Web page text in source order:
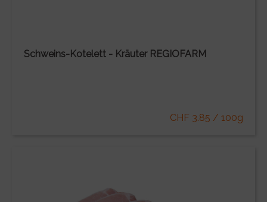
Schweins-Kotelett - Kräuter REGIOFARM
CHF 3.85 / 100g